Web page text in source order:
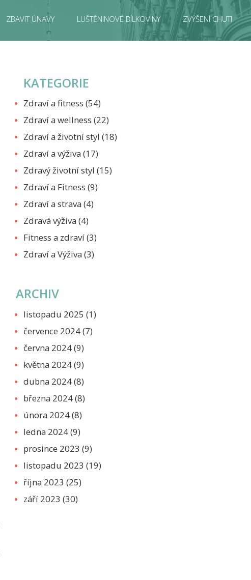
ZBAVIT ÚNAVY LUŠTĚNINOVÉ BÍLKOVINY ZVÝŠENÍ CHUTI
KATEGORIE
Zdraví a fitness (54)
Zdraví a wellness (22)
Zdraví a životní styl (18)
Zdraví a výživa (17)
Zdravý životní styl (15)
Zdraví a Fitness (9)
Zdraví a strava (4)
Zdravá výživa (4)
Fitness a zdraví(3)
Zdraví a Výživa (3)
ARCHIV
listopadu 2025 (1)
července 2024(7)
června 2024(9)
května 2024(9)
dubna 2024(8)
března 2024(8)
února 2024(8)
ledna 2024(9)
prosince 2023 (9)
listopadu 2023 (19)
října 2023 (25)
září 2023 (30)